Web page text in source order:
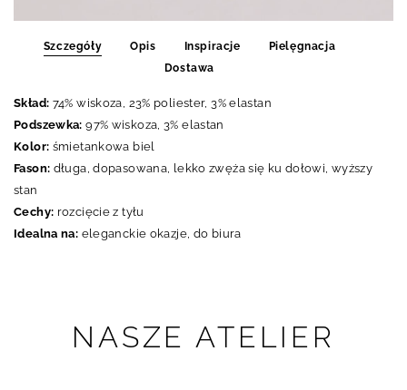
Szczegóły Opis Inspiracje
Pielęgnacja
Dostawa
Skład: 74% wiskoza, 23% poliester, 3% elastan
Podszewka: 97% wiskoza, 3% elastan
Kolor: śmietankowa biel
Fason: długa, dopasowana, lekko zwęża się ku dołowi, wyższy
stan
Cechy: rozcięcie z tyłu
Idealna na: eleganckie okazje, do biura
NASZE ATELIER